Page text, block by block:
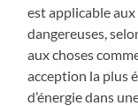
est applicable
dangereuses,
aux choses
acception la plus
d’énergie dans